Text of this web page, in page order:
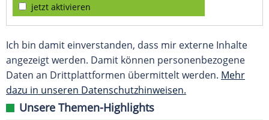
jetzt aktivieren
Ich bin damit einverstanden, dass mir externe Inhalte
angezeigt werden. Damit können personenbezogene
Daten an Drittplattformen übermittelt werden. Mehr
dazu in unseren Datenschutzhinweisen.
Unsere Themen-Highlights